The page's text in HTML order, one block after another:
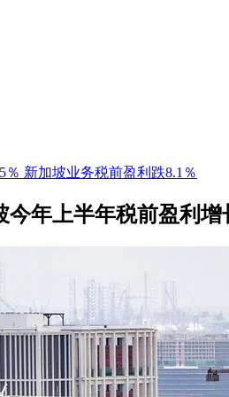
新加坡业务税前盈利跌8.1％
今年上半年税前盈利增